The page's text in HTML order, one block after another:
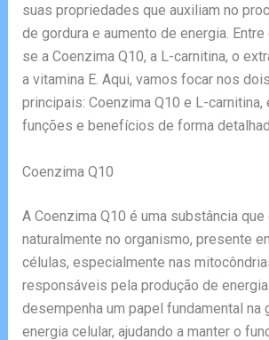
suas propriedades que auxiliam no
de gordura e aumento de energia.
se a Coenzima Q10, a L-carnitina, o
a vitamina E. Aqui, vamos focar nos
principais: Coenzima Q10 e L-carnitina,
funções e benefícios de forma
Coenzima Q10
A Coenzima Q10 é uma substância que
naturalmente no organismo, presente
células, especialmente nas
responsáveis pela produção de
desempenha um papel fundamental na
energia celular, ajudando a manter o